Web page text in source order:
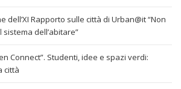
dell’XI Rapporto sulle città di Urban@it “Non
dell’abitare”
Connect”. Studenti, idee e spazi verdi:
città